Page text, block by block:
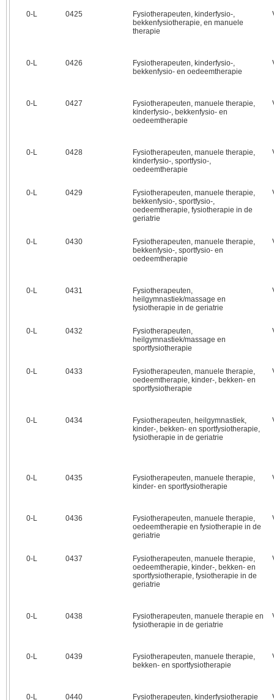
0‑L 0425
Fysiotherapeuten, kinderfysio-,
bekkenfysiotherapie, en manuele
therapie
0‑L 0426
Fysiotherapeuten, kinderfysio-,
bekkenfysio- en oedeemtherapie
0‑L 0427
Fysiotherapeuten, manuele therapie,
kinderfysio-, bekkenfysio- en
oedeemtherapie
0‑L 0428
Fysiotherapeuten, manuele therapie,
kinderfysio-, sportfysio-,
oedeemtherapie
0‑L 0429
Fysiotherapeuten, manuele therapie,
bekkenfysio-, sportfysio-,
oedeemtherapie, fysiotherapie in de
geriatrie
0‑L 0430
Fysiotherapeuten, manuele therapie,
bekkenfysio-, sportfysio- en
oedeemtherapie
0‑L 0431
Fysiotherapeuten,
heilgymnastiek/massage en
fysiotherapie in de geriatrie
0‑L 0432
Fysiotherapeuten,
heilgymnastiek/massage en
sportfysiotherapie
0‑L 0433
Fysiotherapeuten, manuele therapie,
oedeemtherapie, kinder-, bekken- en
sportfysiotherapie
0‑L 0434
Fysiotherapeuten, heilgymnastiek,
kinder-, bekken- en sportfysiotherapie,
fysiotherapie in de geriatrie
0‑L 0435
Fysiotherapeuten, manuele therapie,
kinder- en sportfysiotherapie
0‑L 0436
Fysiotherapeuten, manuele therapie,
oedeemtherapie en fysiotherapie in de
geriatrie
0‑L 0437
Fysiotherapeuten, manuele therapie,
oedeemtherapie, kinder-, bekken- en
sportfysiotherapie, fysiotherapie in de
geriatrie
0‑L 0438
Fysiotherapeuten, manuele therapie en
fysiotherapie in de geriatrie
0‑L 0439
Fysiotherapeuten, manuele therapie,
bekken- en sportfysiotherapie
0‑L 0440
Fysiotherapeuten, kinderfysiotherapie